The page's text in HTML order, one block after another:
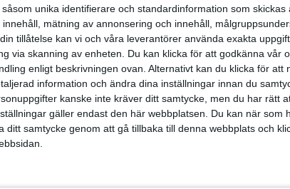
unika identifierare och standardinformation som skickas
mätning av annonsering och innehåll,
tillåtelse kan vi och våra leverantörer använda exakta
via skanning av enheten. Du kan klicka för att godkänna vår
enligt beskrivningen ovan. Alternativt kan du klicka för att
information och ändra dina inställningar innan du
kanske inte kräver ditt samtycke, men du har rätt
gäller endast den här webbplatsen. Du kan när som
ditt samtycke genom att gå tillbaka till denna webbplats och
Stockholm Halvmaraton avgjordes i
grader, mulet och väldigt lite vind. Totalt
15,807 kom till sta...
vann Finnkampen
världens äldsta och största
inför fullsatta läktare på Stockholms